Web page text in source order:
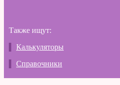
Также ищут:
Калькуляторы
Справочники